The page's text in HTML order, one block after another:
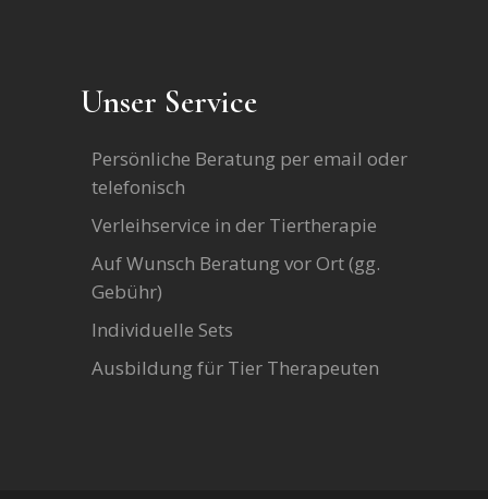
Unser Service
Persönliche Beratung per email oder
telefonisch
Verleihservice in der Tiertherapie
Auf Wunsch Beratung vor Ort (gg.
Gebühr)
Individuelle Sets
Ausbildung für Tier Therapeuten